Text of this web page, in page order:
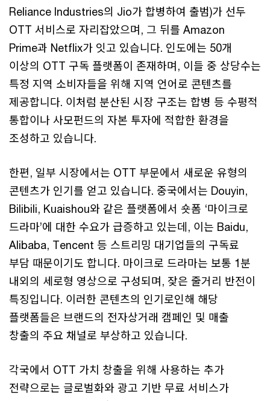
Reliance Industries의 Jio가 합병하여 출범)가 선두
OTT 서비스로 자리잡았으며, 그 뒤를 Amazon
Prime과 Netflix가 잇고 있습니다. 인도에는 50개
이상의 OTT 구독 플랫폼이 존재하며, 이들 중 상당수는
특정 지역 소비자들을 위해 지역 언어로 콘텐츠를
제공합니다. 이처럼 분산된 시장 구조는 합병 등 수평적
통합이나 사모펀드의 자본 투자에 적합한 환경을
조성하고 있습니다.
한편, 일부 시장에서는 OTT 부문에서 새로운 유형의
콘텐츠가 인기를 얻고 있습니다. 중국에서는 Douyin,
Bilibili, Kuaishou와 같은 플랫폼에서 숏폼 ‘마이크로
드라마’에 대한 수요가 급증하고 있는데, 이는 Baidu,
Alibaba, Tencent 등 스트리밍 대기업들의 구독료
부담 때문이기도 합니다. 마이크로 드라마는 보통 1분
내외의 세로형 영상으로 구성되며, 잦은 줄거리 반전이
특징입니다. 이러한 콘텐츠의 인기로인해 해당
플랫폼들은 브랜드의 전자상거래 캠페인 및 매출
창출의 주요 채널로 부상하고 있습니다.
각국에서 OTT 가치 창출을 위해 사용하는 추가
전략으로는 글로벌화와 광고 기반 무료 서비스가